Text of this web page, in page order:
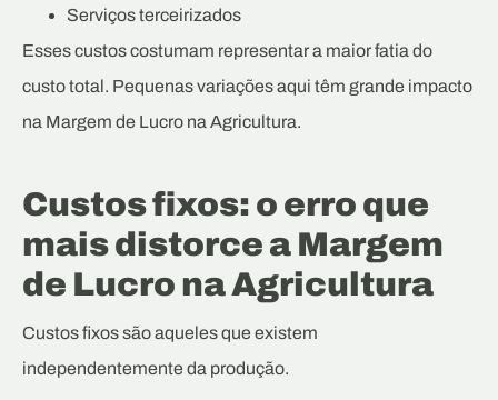
Serviços terceirizados
Esses custos costumam representar a maior fatia do
custo total. Pequenas variações aqui têm grande impacto
na Margem de Lucro na Agricultura.
Custos fixos: o erro que
mais distorce a Margem
de Lucro na Agricultura
Custos fixos são aqueles que existem
independentemente da produção.